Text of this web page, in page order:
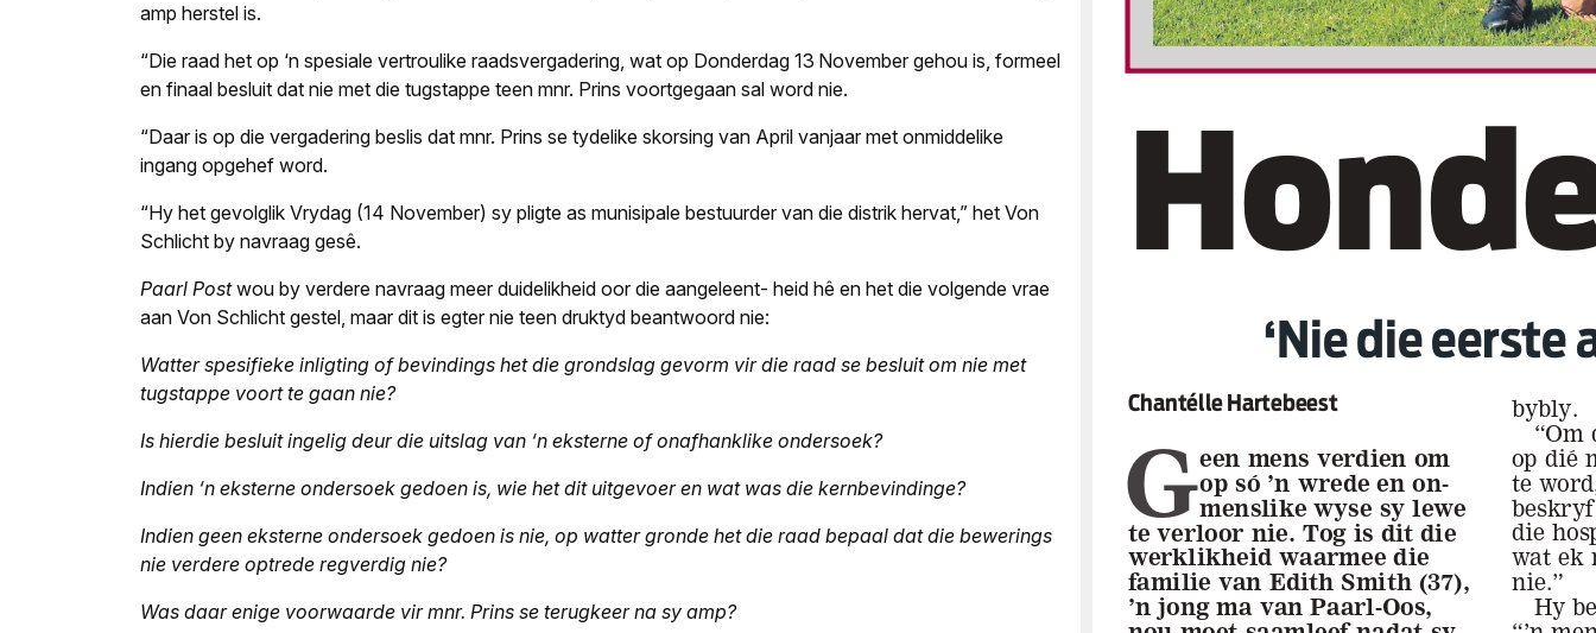
amp herstel is.
“Die raad het op ‘n spesiale vertroulike raadsvergadering, wat op Donderdag 13 November gehou is, formeel
en finaal besluit dat nie met die tugstappe teen mnr. Prins voortgegaan sal word nie.
“Daar is op die vergadering beslis dat mnr. Prins se tydelike skorsing van April vanjaar met onmiddelike
ingang opgehef word.
“Hy het gevolglik Vrydag (14 November) sy pligte as munisipale bestuurder van die distrik hervat,” het Von
Schlicht by navraag gesê.
Paarl Postwou by verdere navraag meer duidelikheid oor die aangeleent- heid hê en het die volgende vrae
aan Von Schlicht gestel, maar dit is egter nie teen druktyd beantwoord nie:
Watter spesifieke inligting of bevindings het die grondslag gevorm vir die raad se besluit om nie met
tugstappe voort te gaan nie?
Is hierdie besluit ingelig deur die uitslag van ‘n eksterne of onafhanklike ondersoek?
Indien ‘n eksterne ondersoek gedoen is, wie het dit uitgevoer en wat was die kernbevindinge?
Indien geen eksterne ondersoek gedoen is nie, op watter gronde het die raad bepaal dat die bewerings
nie verdere optrede regverdig nie?
Was daar enige voorwaarde vir mnr. Prins se terugkeer na sy amp?